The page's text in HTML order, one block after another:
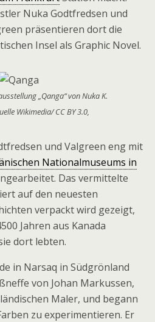
Nuka Godtfredsen und
präsentieren dort die
Insel als Graphic Novel.
„Qanga“ von Nuka K.
Wikimedia/ CC BY 3.0,
und Valgreen eng mit
Nationalmuseums in
Das vermittelte
auf den neuesten
verpackt wird gezeigt,
Jahren aus Kanada
dort lebten.
in Narsaq in Südgrönland
von Johan Markussen,
Maler, und begann
zu experimentieren. Er